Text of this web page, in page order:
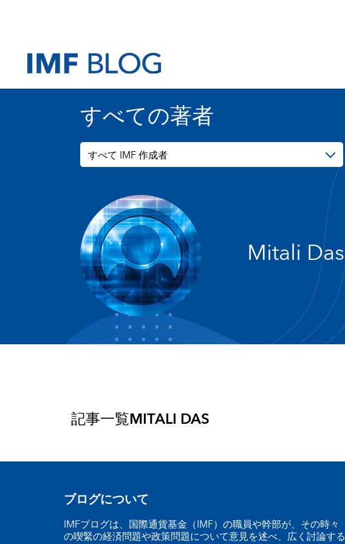
すべての著者
すべて IMF 作成者
Mitali Das
記事一覧MITALI DAS
ブログについて
IMFブログは、国際通貨基金（IMF）の職員や幹部が、その時々
の喫緊の経済問題や政策問題について意見を述べ、広く討論する